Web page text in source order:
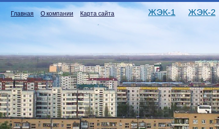
Главная О компании Карта сайта ЖЭК-1 ЖЭК-2